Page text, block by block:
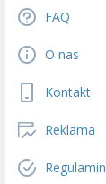
FAQ
O nas
Kontakt
Reklama
Regulamin